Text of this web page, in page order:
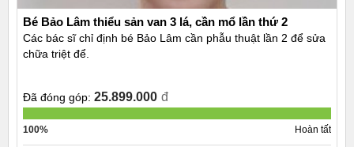
Bé Bảo Lâm thiểu sản van 3 lá, cần mổ lần thứ 2
Các bác sĩ chỉ định bé Bảo Lâm cần phẫu thuật lần 2 để sửa
chữa triệt để.
Đã đóng góp: 25.899.000 đ
100% Hoàn tất